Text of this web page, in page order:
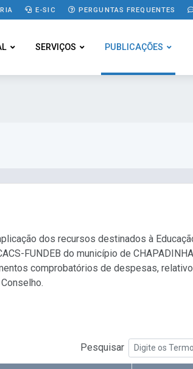
E-SIC PERGUNTAS FREQUENTES
SERVIÇOS PUBLICAÇÕES
dos recursos destinados à
FUNDEB do município de
comprobatórios de despesas,
Pesquisar